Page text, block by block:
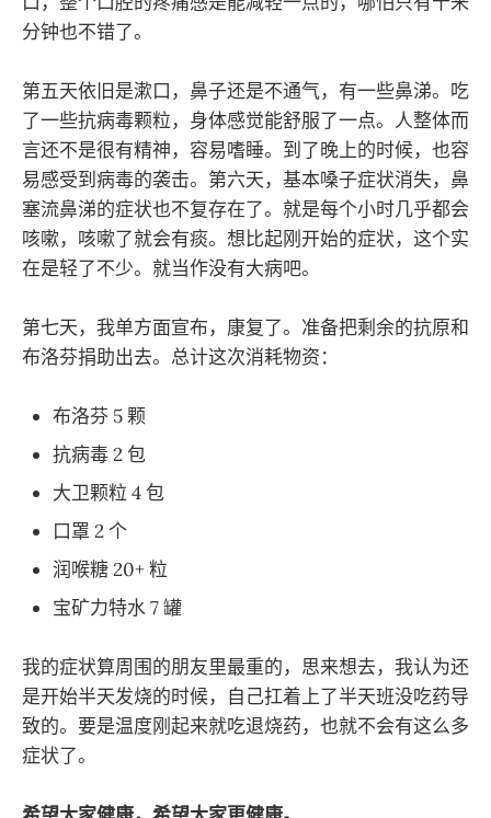
分钟也不错了。
第五天依旧是漱口，鼻子还是不通气，有一些鼻涕。吃
了一些抗病毒颗粒，身体感觉能舒服了一点。人整体而
言还不是很有精神，容易嗜睡。到了晚上的时候，也容
易感受到病毒的袭击。第六天，基本嗓子症状消失，鼻
塞流鼻涕的症状也不复存在了。就是每个小时几乎都会
咳嗽，咳嗽了就会有痰。想比起刚开始的症状，这个实
在是轻了不少。就当作没有大病吧。
第七天，我单方面宣布，康复了。准备把剩余的抗原和
布洛芬捐助出去。总计这次消耗物资：
布洛芬 5 颗
抗病毒 2 包
大卫颗粒 4 包
口罩 2 个
润喉糖 20+ 粒
宝矿力特水 7 罐
我的症状算周围的朋友里最重的，思来想去，我认为还
是开始半天发烧的时候，自己扛着上了半天班没吃药导
致的。要是温度刚起来就吃退烧药，也就不会有这么多
症状了。